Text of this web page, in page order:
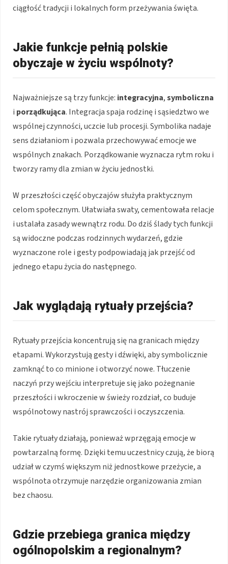
ciągłość tradycji i lokalnych form przeżywania święta.
Jakie funkcje pełnią polskie
obyczaje w życiu wspólnoty?
Najważniejsze są trzy funkcje: integracyjna,symboliczna
i porządkująca. Integracja spaja rodzinę i sąsiedztwo we
wspólnej czynności, uczcie lub procesji. Symbolika nadaje
sens działaniom i pozwala przechowywać emocje we
wspólnych znakach. Porządkowanie wyznacza rytm roku i
tworzy ramy dla zmian w życiu jednostki.
W przeszłości część obyczajów służyła praktycznym
celom społecznym. Ułatwiała swaty, cementowała relacje
i ustalała zasady wewnątrz rodu. Do dziś ślady tych funkcji
są widoczne podczas rodzinnych wydarzeń, gdzie
wyznaczone role i gesty podpowiadają jak przejść od
jednego etapu życia do następnego.
Jak wyglądają rytuały przejścia?
Rytuały przejścia koncentrują się na granicach między
etapami. Wykorzystują gesty i dźwięki, aby symbolicznie
zamknąć to co minione i otworzyć nowe. Tłuczenie
naczyń przy wejściu interpretuje się jako pożegnanie
przeszłości i wkroczenie w świeży rozdział, co buduje
wspólnotowy nastrój sprawczości i oczyszczenia.
Takie rytuały działają, ponieważ wprzęgają emocje w
powtarzalną formę. Dzięki temu uczestnicy czują, że biorą
udział w czymś większym niż jednostkowe przeżycie, a
wspólnota otrzymuje narzędzie organizowania zmian
bez chaosu.
Gdzie przebiega granica między
ogólnopolskim a regionalnym?